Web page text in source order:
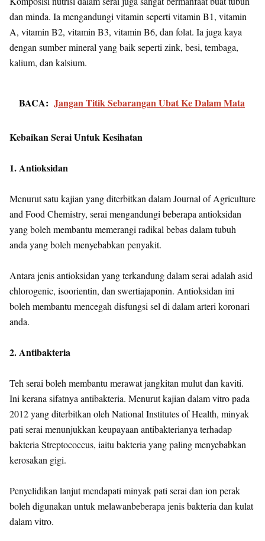
dan minda. Ia mengandungi vitamin seperti vitamin B1, vitamin
A, vitamin B2, vitamin B3, vitamin B6, dan folat. Ia juga kaya
dengan sumber mineral yang baik seperti zink, besi, tembaga,
kalium, dan kalsium.
BACA: Jangan Titik Sebarangan Ubat Ke Dalam Mata
Kebaikan Serai Untuk Kesihatan
1. Antioksidan
Menurut satu kajian yang diterbitkan dalam Journal of Agriculture
and Food Chemistry, serai mengandungi beberapa antioksidan
yang boleh membantu memerangi radikal bebas dalam tubuh
anda yang boleh menyebabkan penyakit.
Antara jenis antioksidan yang terkandung dalam serai adalah asid
chlorogenic, isoorientin, dan swertiajaponin. Antioksidan ini
boleh membantu mencegah disfungsi sel di dalam arteri koronari
anda.
2. Antibakteria
Teh serai boleh membantu merawat jangkitan mulut dan kaviti.
Ini kerana sifatnya antibakteria. Menurut kajian dalam vitro pada
2012 yang diterbitkan oleh National Institutes of Health, minyak
pati serai menunjukkan keupayaan antibakterianya terhadap
bakteria Streptococcus, iaitu bakteria yang paling menyebabkan
kerosakan gigi.
Penyelidikan lanjut mendapati minyak pati serai dan ion perak
boleh digunakan untuk melawanbeberapa jenis bakteria dan kulat
dalam vitro.